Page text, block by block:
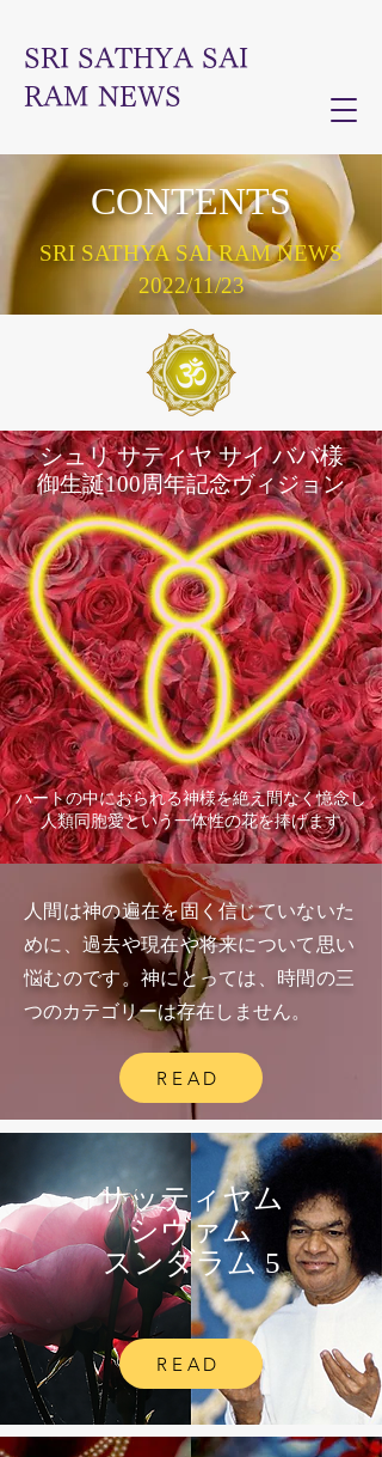
SRI SATHYA SAI
RAM NEWS
CONTENTS​
SRI SATHYA SAI RAM NEWS
2022/11/23
シュリ サティヤ サイ ババ様
御生誕100周年記念ヴィジョン
ハートの中におられる神様を絶え間なく憶念し
人類同胞愛という一体性の花を捧げます
人間は神の遍在を固く信じていないた
めに、過去や現在や将来について思い
悩むのです。神にとっては、時間の三
つのカテゴリーは存在しません。
READ
サッティヤム
シヴァム
スンダラム 5
READ